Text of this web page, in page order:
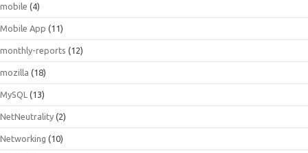
mobile (4)
Mobile App (11)
monthly-reports (12)
mozilla (18)
MySQL (13)
NetNeutrality (2)
Networking (10)